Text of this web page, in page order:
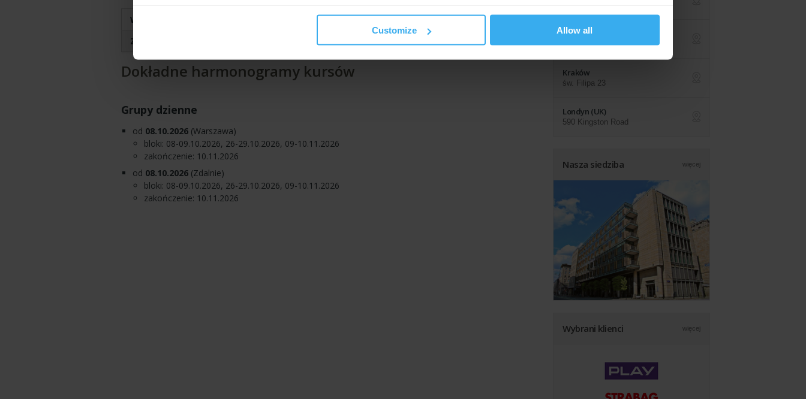
Customize Allow all
Warszawa:
- 2026-10-08 - dzienny (3 bloki zajęć, po 2-3 dni, śr. co 2 tyg.)
Zdalnie:
- 2026-10-08 - dzienny (3 bloki zajęć, po 2-3 dni, śr. co 2 tyg.)
Dokładne harmonogramy kursów
Grupy dzienne
od 08.10.2026(Warszawa)
bloki: 08-09.10.2026, 26-29.10.2026, 09-10.11.2026
zakończenie: 10.11.2026
od 08.10.2026(Zdalnie)
bloki: 08-09.10.2026, 26-29.10.2026, 09-10.11.2026
zakończenie: 10.11.2026
Online na żywo
z dowolnej lokalizacji
Kraków
św. Filipa 23
Londyn (UK)
590 Kingston Road
Nasza siedziba więcej
Wybrani klienci więcej